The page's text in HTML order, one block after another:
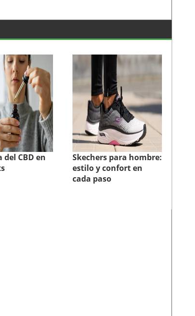
CBD en
Skechers para hombre:
estilo y confort en
cada paso